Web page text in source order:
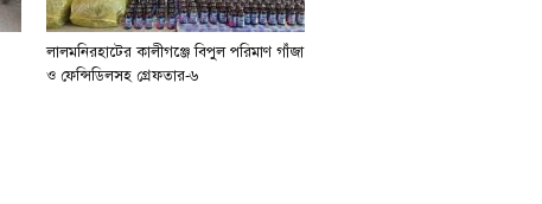
লালমনিরহাটের কালীগঞ্জে বিপুল পরিমাণ গাঁজা
ও ফেন্সিডিলসহ গ্রেফতার-৬